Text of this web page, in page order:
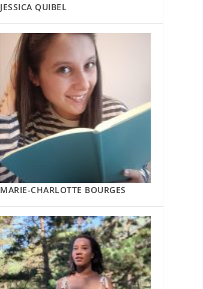
JESSICA QUIBEL
MARIE-CHARLOTTE BOURGES